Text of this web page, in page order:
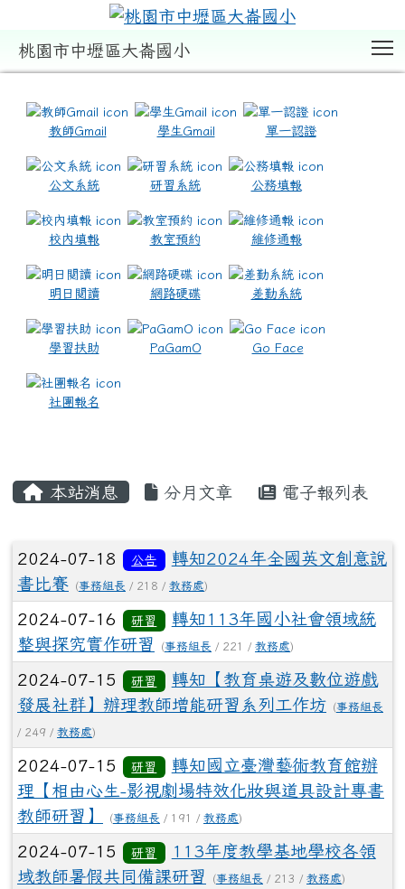
桃園市中壢區大崙國小
教師Gmail 學生Gmail 單一認證
公文系統 研習系統 公務填報
校內填報 教室預約 維修通報
明日閱讀 網路硬碟 差勤系統
學習扶助 PaGamO Go Face
社團報名
本站消息 分月文章 電子報列表
文章列表
2024-07-18 公告
轉知2024年全國英文創意說
書比賽
(事務組長 / 218 / 教務處)
2024-07-16 研習
轉知113年國小社會領域統
整與探究實作研習
(事務組長 / 221 / 教務處)
2024-07-15 研習
轉知【教育桌遊及數位遊戲
發展社群】辦理教師增能研習系列工作坊
(事務組長
/ 249 / 教務處)
2024-07-15 研習
轉知國立臺灣藝術教育館辦
理【相由心生-影視劇場特效化妝與道具設計專書
教師研習】
(事務組長 / 191 / 教務處)
2024-07-15 研習
113年度教學基地學校各領
域教師暑假共同備課研習
(事務組長 / 213 / 教務處)